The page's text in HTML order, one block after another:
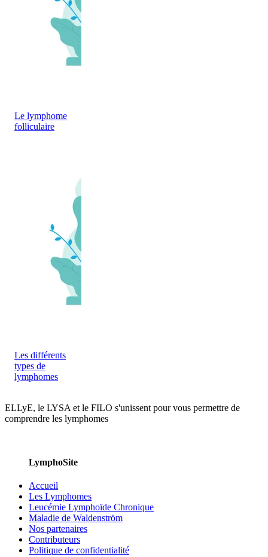
Le lymphome
folliculaire
Les différents
types de
lymphomes
ELLyE, le LYSA et le FILO s'unissent pour vous permettre de
comprendre les lymphomes
LymphoSite
Accueil
Les Lymphomes
Leucémie Lymphoïde Chronique
Maladie de Waldenström
Nos partenaires
Contributeurs
Politique de confidentialité